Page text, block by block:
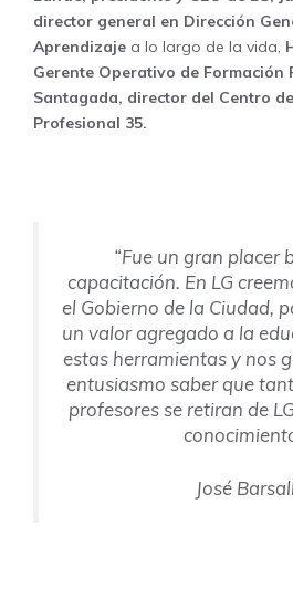
director general en Dirección
Aprendizaje a lo largo de la vida,
Gerente Operativo de Formación
Santagada, director del Centro
Profesional 35.
“Fue un gran placer
capacitación. En LG
el Gobierno de la Ciudad,
un valor agregado a la
estas herramientas y nos
entusiasmo saber que
profesores se retiran de
José